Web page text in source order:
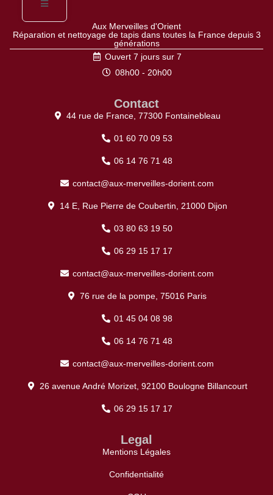
Aux Merveilles d'Orient
Réparation et nettoyage de tapis dans toutes la France depuis 3
générations
Ouvert 7 jours sur 7
08h00 - 20h00
Contact
44 rue de France, 77300 Fontainebleau
01 60 70 09 53
06 14 76 71 48
contact@aux-merveilles-dorient.com
14 E, Rue Pierre de Coubertin, 21000 Dijon
03 80 63 19 50
06 29 15 17 17
contact@aux-merveilles-dorient.com
76 rue de la pompe, 75016 Paris
01 45 04 08 98
06 14 76 71 48
contact@aux-merveilles-dorient.com
26 avenue André Morizet, 92100 Boulogne Billancourt
06 29 15 17 17
Legal
Mentions Légales
Confidentialité